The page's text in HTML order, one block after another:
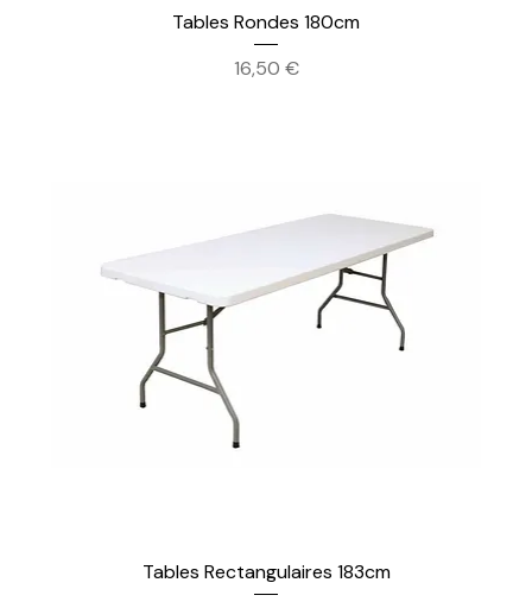
Tables Rondes 180cm
Prix
16,50 €
Tables Rectangulaires 183cm